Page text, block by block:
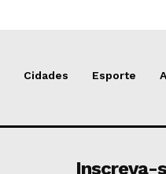
Cidades Esporte
Inscreva-